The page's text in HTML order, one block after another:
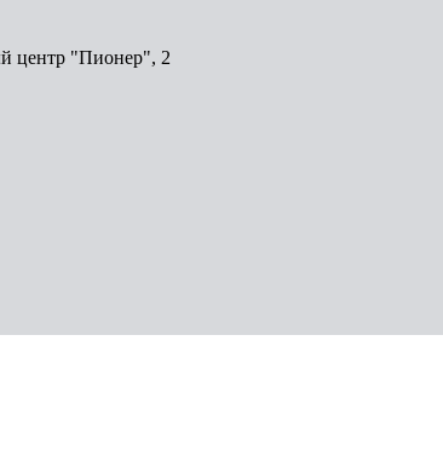
центр "Пионер", 2